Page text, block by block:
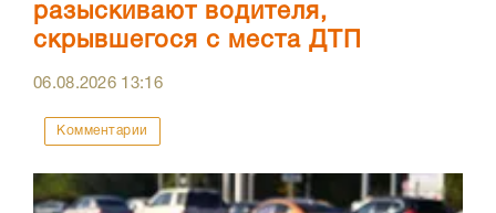
разыскивают водителя,
скрывшегося с места ДТП
06.08.2026 13:16
Комментарии